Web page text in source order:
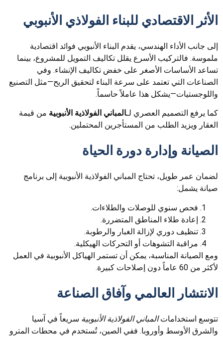
الأثر الاقتصادي للبناء الفولاذي الأنبوبي
إلى جانب الأداء الهندسي، يقدم البناء الأنبوبي فوائد اقتصادية
ملموسة. فالتركيب الأسرع يقلل تكاليف التمويل للمشروع، بينما
تساعد الأساسات الأصغر على خفض تكاليف الإنشاء. وفي
الصناعات التي تعتمد على سرعة البناء لتحقيق الربح—مثل التصنيع
واللوجستيات—يشكل هذا عاملاً حاسماً.
كما يرفع التصميم العصري لـالمباني الفولاذية الأنبوبية من قيمة
العقار ويزيد الطلب من المستأجرين المحتملين.
الصيانة وإدارة دورة الحياة
لضمان عمر طويل، تحتاج المباني الفولاذية الأنبوبية إلى برنامج
صيانة يشمل:
فحص سنوي للوصلات والطلاءات.
إعادة طلاء المناطق المتضررة.
تنظيف دوري لإزالة الغبار والرطوبة.
مراقبة التشوهات أو التحركات الهيكلية.
ومع الصيانة المناسبة، يمكن أن تستمر الهياكل الأنبوبية في العمل
لأكثر من 60 عاماً دون إصلاحات كبيرة.
الانتشار العالمي وآفاق الصناعة
تتوسع استخداماتالمباني الفولاذية الأنبوبية سريعاً في آسيا
والشرق الأوسط وأوروبا. ففي الصين، تُستخدم في محطات المترو